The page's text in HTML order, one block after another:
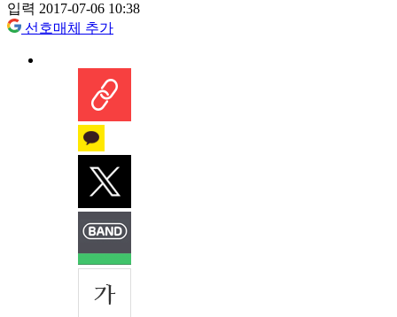
입력 2017-07-06 10:38
선호매체 추가